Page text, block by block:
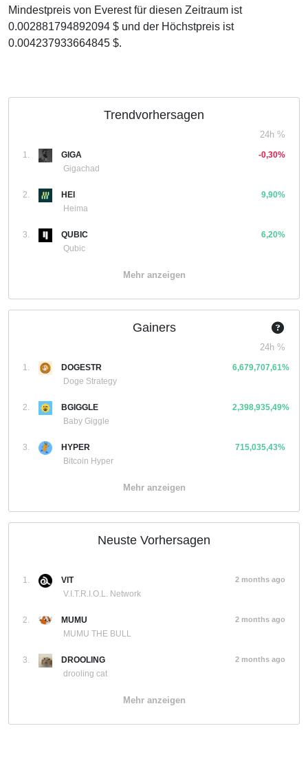
Mindestpreis von Everest für diesen Zeitraum ist
0.002881794892094 $ und der Höchstpreis ist
0.004237933664845 $.
Trendvorhersagen
24h %
1.
GIGA
Gigachad
-0,30%
2.
HEI
Heima
9,90%
3.
QUBIC
Qubic
6,20%
Mehr anzeigen
Gainers
24h %
1.
DOGESTR
Doge Strategy
6,679,707,61%
2.
BGIGGLE
Baby Giggle
2,398,935,49%
3.
HYPER
Bitcoin Hyper
715,035,43%
Mehr anzeigen
Neuste Vorhersagen
1.
VIT
V.I.T.R.I.O.L. Network
2 months ago
2.
MUMU
MUMU THE BULL
2 months ago
3.
DROOLING
drooling cat
2 months ago
Mehr anzeigen